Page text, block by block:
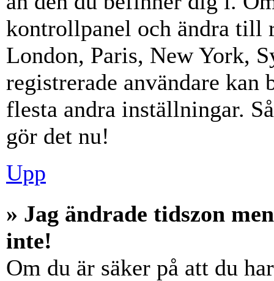
kontrollpanel och ändra till
London, Paris, New York,
registrerade användare kan
flesta andra inställningar.
gör det nu!
Upp
» Jag ändrade tidszon
inte!
Om du är säker på att du